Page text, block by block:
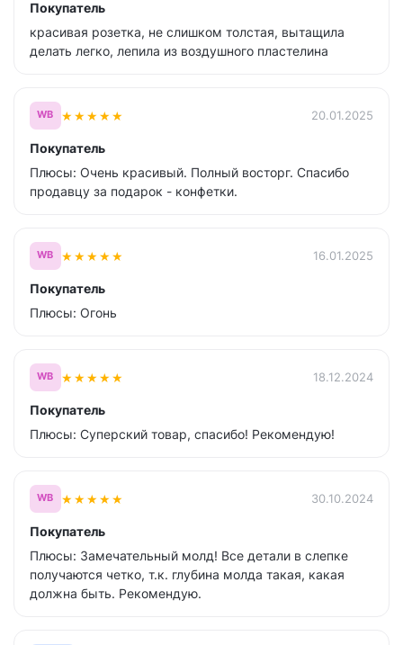
Покупатель
красивая розетка, не слишком толстая, вытащила
делать легко, лепила из воздушного пластелина
WB ★★★★★ 20.01.2025
Покупатель
Плюсы: Очень красивый. Полный восторг. Спасибо
продавцу за подарок - конфетки.
WB ★★★★★ 16.01.2025
Покупатель
Плюсы: Огонь
WB ★★★★★ 18.12.2024
Покупатель
Плюсы: Суперский товар, спасибо! Рекомендую!
WB ★★★★★ 30.10.2024
Покупатель
Плюсы: Замечательный молд! Все детали в слепке
получаются четко, т.к. глубина молда такая, какая
должна быть. Рекомендую.